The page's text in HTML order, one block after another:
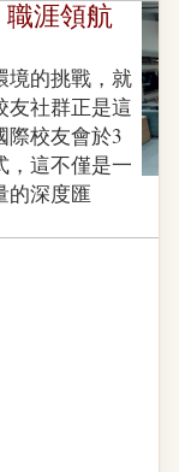
職涯領航
境的挑戰，就
友社群正是這
際校友會於3
，這不僅是一
的深度匯